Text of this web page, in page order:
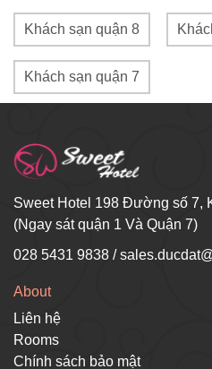
Khách sạn quận 8
Khách sạn quận 7
Sweet Hotel 198 Đường số 7,
(Ngay sát quận 1 Và Quận 7)
028 5431 9838 /
About
Liên hệ
Rooms
Chính sách bảo mật